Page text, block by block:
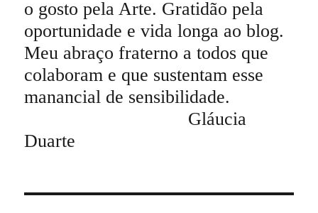
o gosto pela Arte. Gratidão pela
oportunidade e vida longa ao blog.
Meu abraço fraterno a todos que
colaboram e que sustentam esse
manancial de sensibilidade.
Gláucia
Duarte